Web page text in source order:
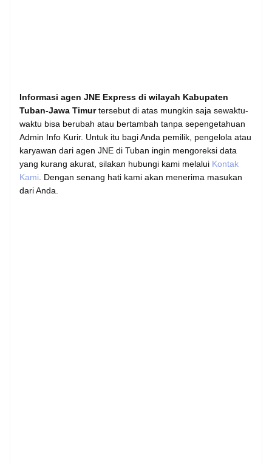
Informasi agen JNE Express di wilayah Kabupaten
Tuban-Jawa Timurtersebut di atas mungkin saja sewaktu-
waktu bisa berubah atau bertambah tanpa sepengetahuan
Admin Info Kurir. Untuk itu bagi Anda pemilik, pengelola atau
karyawan dari agen JNE di Tuban ingin mengoreksi data
yang kurang akurat, silakan hubungi kami melalui Kontak
Kami. Dengan senang hati kami akan menerima masukan
dari Anda.